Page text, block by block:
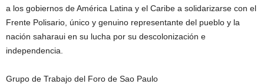
a los gobiernos de América Latina y el Caribe a solidarizarse con el
Frente Polisario, único y genuino representante del pueblo y la
nación saharaui en su lucha por su descolonización e
independencia.
Grupo de Trabajo del Foro de Sao Paulo